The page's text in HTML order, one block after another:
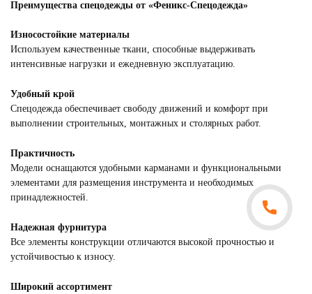
Преимущества спецодежды от «Феникс-Спецодежда»
Износостойкие материалы
Используем качественные ткани, способные выдерживать
интенсивные нагрузки и ежедневную эксплуатацию.
Удобный крой
Спецодежда обеспечивает свободу движений и комфорт при
выполнении строительных, монтажных и столярных работ.
Практичность
Модели оснащаются удобными карманами и функциональными
элементами для размещения инструмента и необходимых
принадлежностей.
Надежная фурнитура
Все элементы конструкции отличаются высокой прочностью и
устойчивостью к износу.
Широкий ассортимент